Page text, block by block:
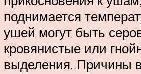
поднимается
ушей могут быть
кровянистые или
выделения. Причины